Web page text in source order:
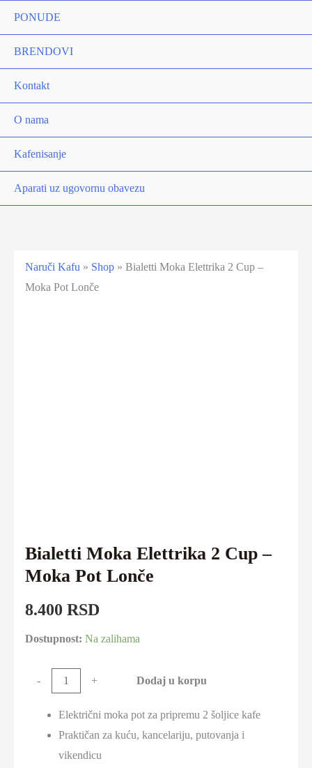
PONUDE
BRENDOVI
Kontakt
O nama
Kafenisanje
Aparati uz ugovornu obavezu
Naruči Kafu » Shop » Bialetti Moka Elettrika 2 Cup –
Moka Pot Lonče
Bialetti Moka Elettrika 2 Cup –
Moka Pot Lonče
8.400 RSD
Dostupnost: Na zalihama
-
Elettrika
+ Dodaj u korpu
Električni moka pot za pripremu 2 šoljice kafe
Praktičan za kuću, kancelariju, putovanja i
vikendicu